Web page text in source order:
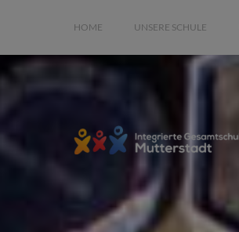
HOME UNSERE SCHULE